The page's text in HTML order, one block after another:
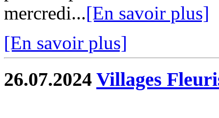
mercredi...[En savoir plus]
[En savoir plus]
26.07.2024 Villages